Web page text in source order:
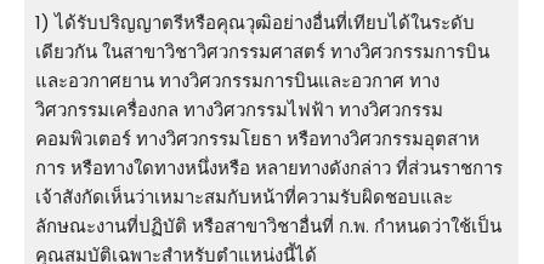
1) ได้รับปริญญาตรีหรือคุณวุฒิอย่างอื่นที่เทียบได้ในระดับ
เดียวกัน ในสาขาวิชาวิศวกรรมศาสตร์ ทางวิศวกรรมการบิน
และอวกาศยาน ทางวิศวกรรมการบินและอวกาศ ทาง
วิศวกรรมเครื่องกล ทางวิศวกรรมไฟฟ้า ทางวิศวกรรม
คอมพิวเตอร์ ทางวิศวกรรมโยธา หรือทางวิศวกรรมอุตสาห
การ หรือทางใดทางหนึ่งหรือ หลายทางดังกล่าว ที่ส่วนราชการ
เจ้าสังกัดเห็นว่าเหมาะสมกับหน้าที่ความรับผิดชอบและ
ลักษณะงานที่ปฏิบัติ หรือสาขาวิชาอื่นที่ ก.พ. กําหนดว่าใช้เป็น
คุณสมบัติเฉพาะสําหรับตําแหน่งนี้ได้